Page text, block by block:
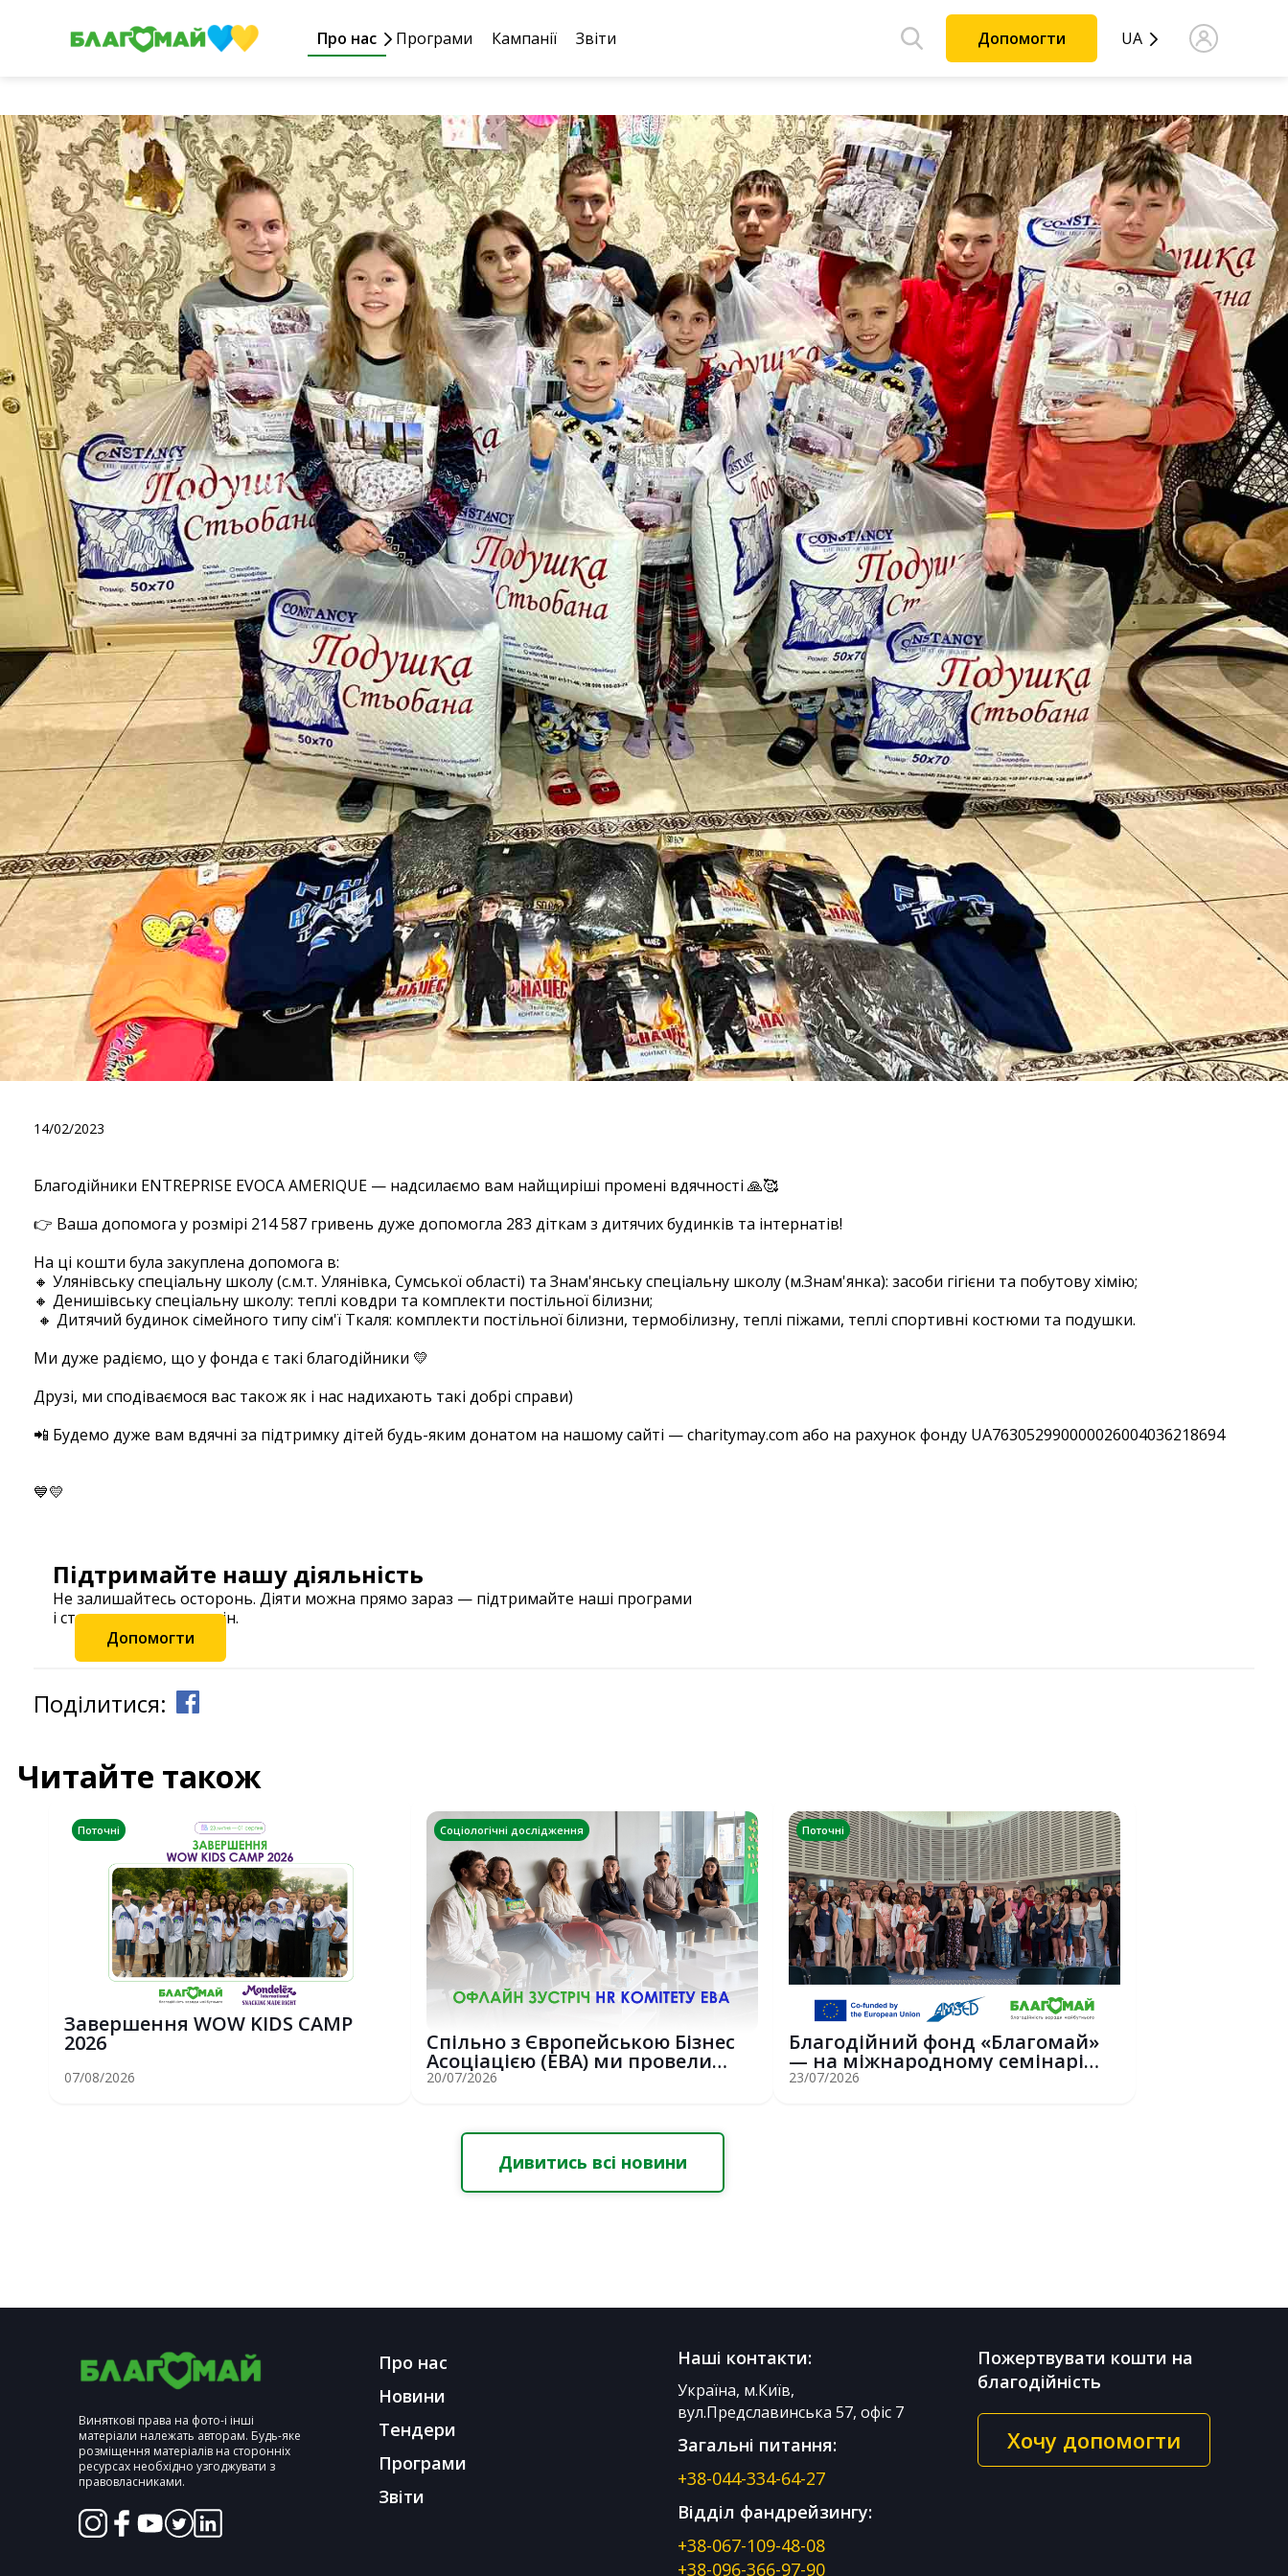
Про нас Програми Кампанії Звіти Допомогти UA
14/02/2023
Благодійники ENTREPRISE EVOCA AMERIQUE — надсилаємо вам найщиріші промені вдячності 🙏🥰
👉 Ваша допомога у розмірі 214 587 гривень дуже допомогла 283 діткам з дитячих будинків та інтернатів!
На ці кошти була закуплена допомога в:
🔸 Улянівську спеціальну школу (с.м.т. Улянівка, Сумської області) та Знам'янську спеціальну школу (м.Знам'янка): засоби гігієни та побутову хімію;
🔸 Денишівську спеціальну школу: теплі ковдри та комплекти постільної білизни;
🔸 Дитячий будинок сімейного типу сім'ї Ткаля: комплекти постільної білизни, термобілизну, теплі піжами, теплі спортивні костюми та подушки.
Ми дуже радіємо, що у фонда є такі благодійники 💛
Друзі, ми сподіваємося вас також як і нас надихають такі добрі справи)
📲 Будемо дуже вам вдячні за підтримку дітей будь-яким донатом на нашому сайті — charitymay.com або на рахунок фонду UA763052990000026004036218694 ⠀
💙💛
Підтримайте нашу діяльність
Не залишайтесь осторонь. Діяти можна прямо зараз — підтримайте наші програми
і станьте частиною змін.
Допомогти
Поділитися:
Читайте також
Поточні
Завершення WOW KIDS CAMP
2026
07/08/2026
Соціологічні дослідження
Спільно з Європейською Бізнес
Асоціацією (EBA) ми провели
потужну о...
20/07/2026
Поточні
Благодійний фонд «Благомай»
— на міжнародному семінарі
Erasmus+ у С...
23/07/2026
Дивитись всі новини
Виняткові права на фото-і інші
матеріали належать авторам. Будь-яке
розміщення матеріалів на сторонніх
ресурсах необхідно узгоджувати з
правовласниками.
Про нас
Новини
Тендери
Програми
Звіти
Наші контакти:
Україна, м.Київ,
вул.Предславинська 57, офіс 7
Загальні питання:
+38-044-334-64-27
Відділ фандрейзингу:
+38-067-109-48-08
+38-096-366-97-90
Пожертвувати кошти на
благодійність
Хочу допомогти